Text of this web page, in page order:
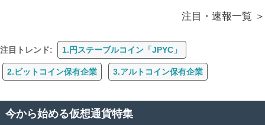
注目・速報一覧
注目トレンド: 1.円ステーブルコイン「JPYC」
2.ビットコイン保有企業 3.アルトコイン保有企業
今から始める仮想通貨特集